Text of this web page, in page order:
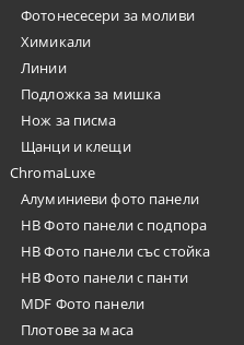
Фотонесесери за моливи
Химикали
Линии
Подложка за мишка
Нож за писма
Щанци и клещи
ChromaLuxe
Алуминиеви фото панели
HB Фото панели с подпора
HB Фото панели със стойка
HB Фото панели с панти
MDF Фото панели
Плотове за маса